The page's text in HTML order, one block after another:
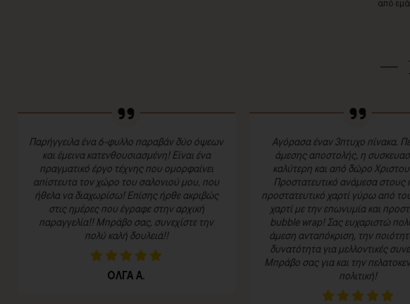
από
Παρήγγειλα ένα 6-φυλλο παραβάν δύο όψεων
και έμεινα κατενθουσιασμένη! Είναι ένα
πραγματικό έργο τέχνης που ομορφαίνει
απίστευτα τον χώρο του σαλονιού μου, που
ήθελα να διαχωρίσω! Επίσης ήρθε ακριβώς
στις ημέρες που έγραφε στην αρχική
παραγγελία!! Μπράβο σας, συνεχίστε την
πολύ καλή δουλειά!!
ΟΛΓΑ Α.
Αγόρασα έναν 3πτυχο πίνακα.
άμεσης αποστολής, η
καλύτερη και από δώρο
Προστατευτικό ανάμεσα στους
προστατευτικό χαρτί γύρω από
χαρτί με την επωνυμία και
bubble wrap! Σας ευχαριστώ
άμεση ανταπόκριση, την
δυνατότητα για μελλοντικές
Μπράβο σας για και την
πολιτική!